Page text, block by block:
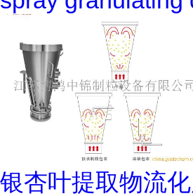
银杏叶提取物流